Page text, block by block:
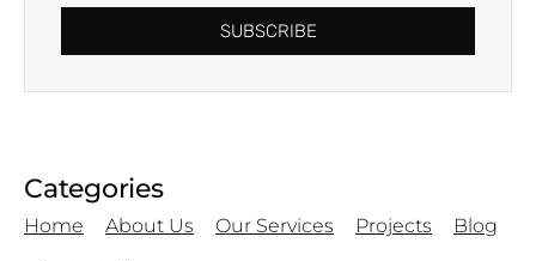
SUBSCRIBE
Categories
Home About Us Our Services Projects Blog